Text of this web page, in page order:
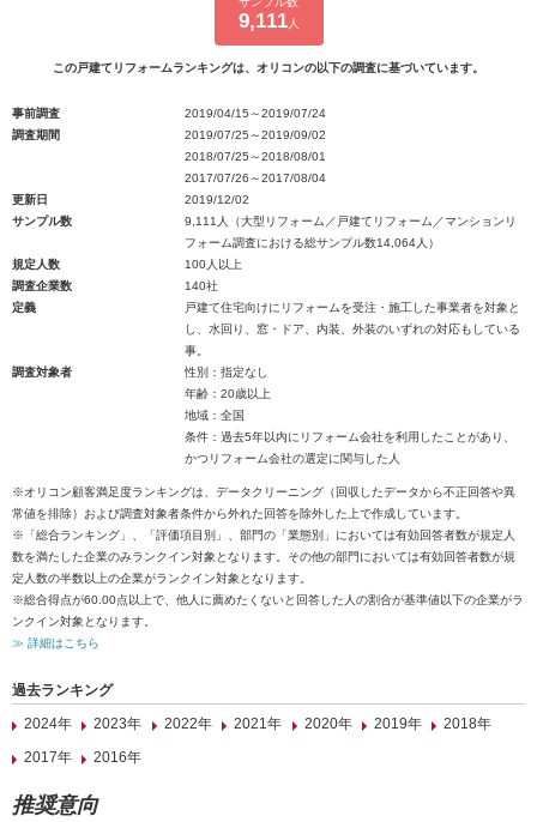
9,111人
この戸建てリフォームランキングは、オリコンの以下の調査に基づいています。
事前調査
2019/04/15～2019/07/24
調査期間
2019/07/25～2019/09/02
2018/07/25～2018/08/01
2017/07/26～2017/08/04
更新日
2019/12/02
サンプル数
9,111人（大型リフォーム／戸建てリフォーム／マンションリ
フォーム調査における総サンプル数14,064人）
規定人数
100人以上
調査企業数
140社
定義
戸建て住宅向けにリフォームを受注・施工した事業者を対象と
し、水回り、窓・ドア、内装、外装のいずれの対応もしている
事。
調査対象者
性別：指定なし
年齢：20歳以上
地域：全国
条件：過去5年以内にリフォーム会社を利用したことがあり、
かつリフォーム会社の選定に関与した人
※オリコン顧客満足度ランキングは、データクリーニング（回収したデータから不正回答や異
常値を排除）および調査対象者条件から外れた回答を除外した上で作成しています。
※「総合ランキング」、「評価項目別」、部門の「業態別」においては有効回答者数が規定人
数を満たした企業のみランクイン対象となります。その他の部門においては有効回答者数が規
定人数の半数以上の企業がランクイン対象となります。
※総合得点が60.00点以上で、他人に薦めたくないと回答した人の割合が基準値以下の企業がラ
ンクイン対象となります。
≫ 詳細はこちら
過去ランキング
2024年
2023年 2022年 2021年 2020年 2019年
2018年
2017年
2016年
推奨意向